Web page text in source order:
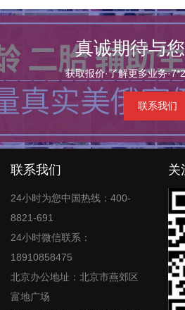
真诚期待与
获取报价·了解更多业务
联系我们
联系我们
24小时为您中国热线：400-
8821-691
24小时微信联系：
18910858475
北京办公地址：北京市燕郊区
富地广场
关